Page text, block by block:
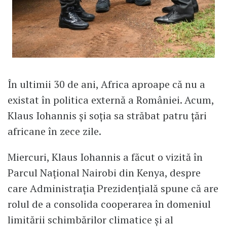
În ultimii 30 de ani, Africa aproape că nu a
existat în politica externă a României. Acum,
Klaus Iohannis și soția sa străbat patru țări
africane în zece zile.
Miercuri, Klaus Iohannis a făcut o vizită în
Parcul Național Nairobi din Kenya, despre
care Administrația Prezidențială spune că are
rolul de a consolida cooperarea în domeniul
limitării schimbărilor climatice și al